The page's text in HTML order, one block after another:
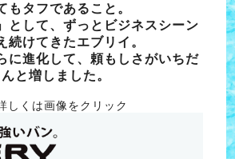
もタフであること。
として、ずっとビジネスシーン
続けてきたエブリイ。
に進化して、頼もしさがいちだ
んと増しました。
しくは画像をクリック